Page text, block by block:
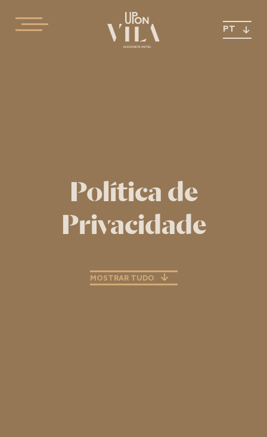
PT
Política de
Privacidade
MOSTRAR TUDO